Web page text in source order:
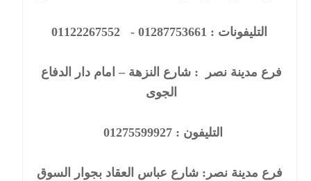
التليفونات : 01287753661 -   01122267552
الجوى
التليفون : 01275599927